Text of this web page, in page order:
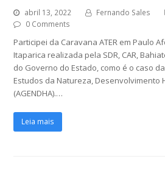
abril 13, 2022 Fernando Sales
0 Comments
Participei da Caravana ATER em Paulo
Itaparica realizada pela SDR, CAR,
do Governo do Estado, como é o caso
Estudos da Natureza, Desenvolvimento
(AGENDHA).…
Leia mais